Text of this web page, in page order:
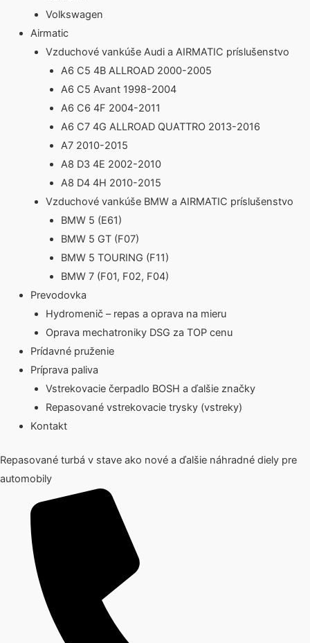
Volkswagen
Airmatic
Vzduchové vankúše Audi a AIRMATIC príslušenstvo
A6 C5 4B ALLROAD 2000-2005
A6 C5 Avant 1998-2004
A6 C6 4F 2004-2011
A6 C7 4G ALLROAD QUATTRO 2013-2016
A7 2010-2015
A8 D3 4E 2002-2010
A8 D4 4H 2010-2015
Vzduchové vankúše BMW a AIRMATIC príslušenstvo
BMW 5 (E61)
BMW 5 GT (F07)
BMW 5 TOURING (F11)
BMW 7 (F01, F02, F04)
Prevodovka
Hydromenič – repas a oprava na mieru
Oprava mechatroniky DSG za TOP cenu
Prídavné pruženie
Príprava paliva
Vstrekovacie čerpadlo BOSH a ďalšie značky
Repasované vstrekovacie trysky (vstreky)
Kontakt
Repasované turbá v stave ako nové a ďalšie náhradné diely pre
automobily